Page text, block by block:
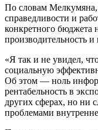
По словам Мелкумяна,
справедливости и
конкретного бюджета
производительность
«Я так и не увидел,
социальную
Об этом — ноль
рентабельность в
других сферах, но ни
проблемами